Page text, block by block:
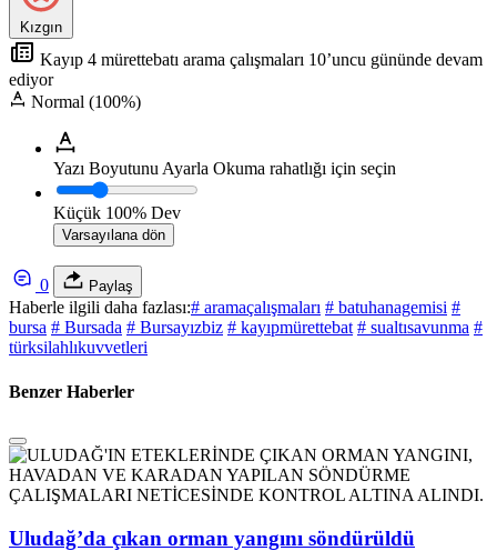
Kızgın
Kayıp 4 mürettebatı arama çalışmaları 10’uncu gününde devam
ediyor
Normal (100%)
Yazı Boyutunu Ayarla Okuma rahatlığı için seçin
Küçük 100% Dev
Varsayılana dön
0 Paylaş
Haberle ilgili daha fazlası:# aramaçalışmaları # batuhanagemisi #
bursa # Bursada # Bursayızbiz # kayıpmürettebat # sualtısavunma #
türksilahlıkuvvetleri
Benzer Haberler
Uludağ’da çıkan orman yangını söndürüldü